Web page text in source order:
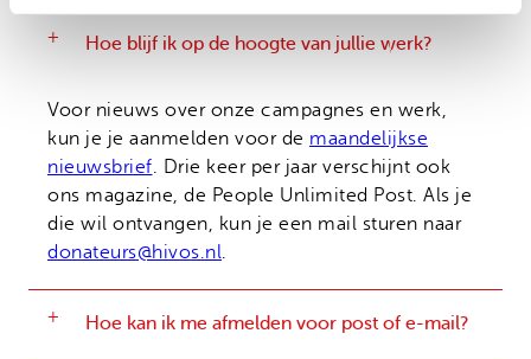
Hoe blijf ik op de hoogte van jullie werk?
Voor nieuws over onze campagnes en werk,
kun je je aanmelden voor de maandelijkse
nieuwsbrief. Drie keer per jaar verschijnt ook
ons magazine, de People Unlimited Post. Als je
die wil ontvangen, kun je een mail sturen naar
donateurs@hivos.nl.
Hoe kan ik me afmelden voor post of e-mail?